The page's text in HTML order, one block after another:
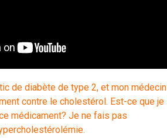
de diabète de type 2, et mon médecin
contre le cholestérol. Est-ce que je
médicament? Je ne fais pas